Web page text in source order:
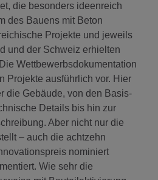
die besonders ideenreich
des Bauens mit Beton
Projekte und jeweils
und der Schweiz erhielten
Wettbewerbsdokumentation
Projekte ausführlich vor. Hier
die Gebäude, von den Basis-
Details bis hin zur
Aber nicht nur die
– auch die achtzehn
nominiert
Wie sehr die